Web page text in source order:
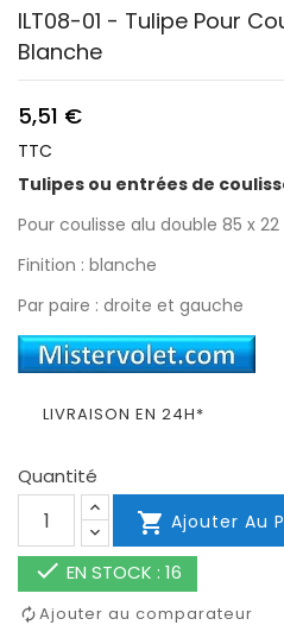
ILT08-01 - Tulipe Pour
Blanche
5,51 €
TTC
Tulipes ou entrées de
Pour coulisse alu double 85 x
Finition : blanche
Par paire : droite et gauche
LIVRAISON EN 24H*
Quantité
 Ajouter Au
 EN STOCK : 16
Ajouter au comparateur